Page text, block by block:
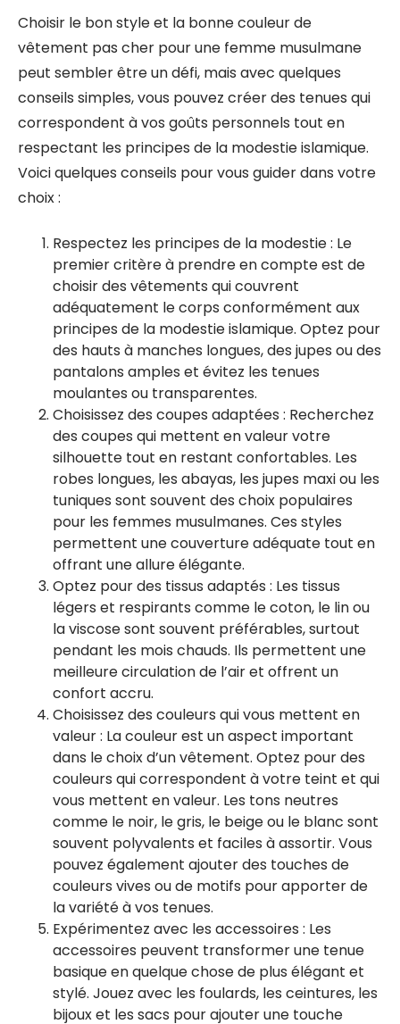
Choisir le bon style et la bonne couleur de
vêtement pas cher pour une femme musulmane
peut sembler être un défi, mais avec quelques
conseils simples, vous pouvez créer des tenues qui
correspondent à vos goûts personnels tout en
respectant les principes de la modestie islamique.
Voici quelques conseils pour vous guider dans votre
choix :
Respectez les principes de la modestie : Le
premier critère à prendre en compte est de
choisir des vêtements qui couvrent
adéquatement le corps conformément aux
principes de la modestie islamique. Optez pour
des hauts à manches longues, des jupes ou des
pantalons amples et évitez les tenues
moulantes ou transparentes.
Choisissez des coupes adaptées : Recherchez
des coupes qui mettent en valeur votre
silhouette tout en restant confortables. Les
robes longues, les abayas, les jupes maxi ou les
tuniques sont souvent des choix populaires
pour les femmes musulmanes. Ces styles
permettent une couverture adéquate tout en
offrant une allure élégante.
Optez pour des tissus adaptés : Les tissus
légers et respirants comme le coton, le lin ou
la viscose sont souvent préférables, surtout
pendant les mois chauds. Ils permettent une
meilleure circulation de l’air et offrent un
confort accru.
Choisissez des couleurs qui vous mettent en
valeur : La couleur est un aspect important
dans le choix d’un vêtement. Optez pour des
couleurs qui correspondent à votre teint et qui
vous mettent en valeur. Les tons neutres
comme le noir, le gris, le beige ou le blanc sont
souvent polyvalents et faciles à assortir. Vous
pouvez également ajouter des touches de
couleurs vives ou de motifs pour apporter de
la variété à vos tenues.
Expérimentez avec les accessoires : Les
accessoires peuvent transformer une tenue
basique en quelque chose de plus élégant et
stylé. Jouez avec les foulards, les ceintures, les
bijoux et les sacs pour ajouter une touche